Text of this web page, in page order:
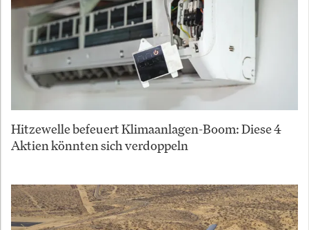
Hitzewelle befeuert Klimaanlagen-Boom: Diese 4
Aktien könnten sich verdoppeln